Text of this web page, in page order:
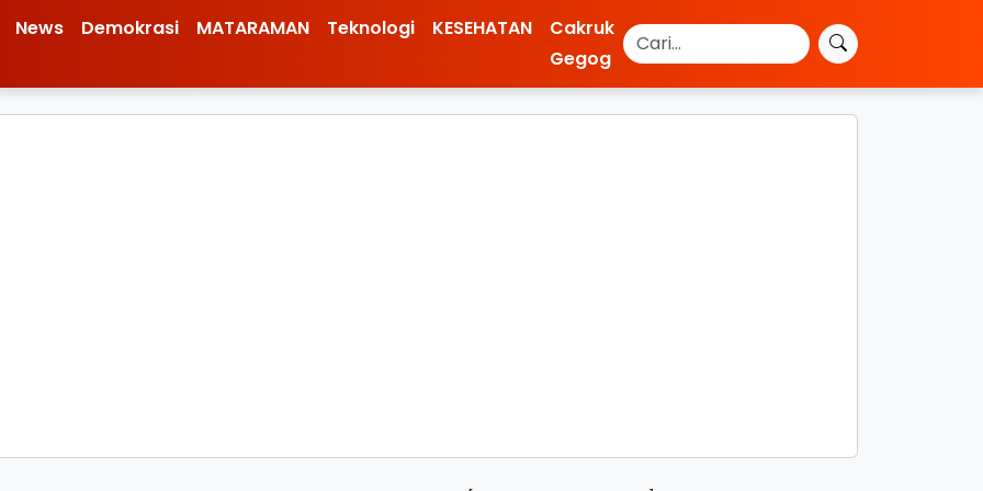
News Demokrasi MATARAMAN Teknologi KESEHATAN
Cakruk
Gegog